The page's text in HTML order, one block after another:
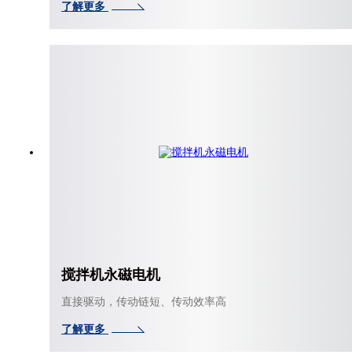
了解更多
搅拌机永磁电机
直接驱动，传动链短、传动效率高
了解更多